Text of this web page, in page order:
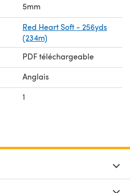
5mm
Red Heart Soft - 256yds
(234m)
PDF téléchargeable
Anglais
1